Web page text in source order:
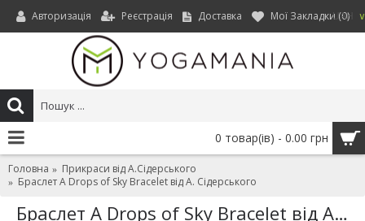
UAH ∨
Авторизація Реєстрація Доставка Мої Закладки (0)
0 товар(ів) - 0.00 грн
Головна
Прикраси від А.Сідерського
Браслет A Drops of Sky Bracelet від А. Сідерського
Браслет A Drops of Sky Bracelet від А. Сідерського